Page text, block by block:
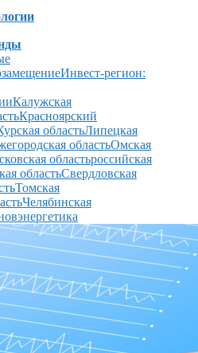
Инвест-регион:
Калужская
Красноярский
областьЛипецкая
областьОмская
областьроссийская
областьСвердловская
Томская
Челябинская
энергетика